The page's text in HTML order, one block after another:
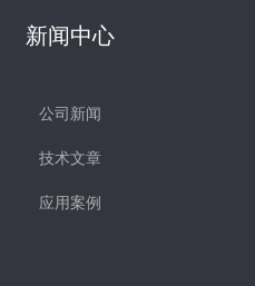
新闻中心
公司新闻
技术文章
应用案例